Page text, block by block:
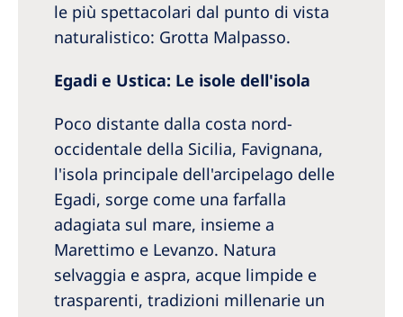
le più spettacolari dal punto di vista
naturalistico: Grotta Malpasso.
Egadi e Ustica: Le isole dell'isola
Poco distante dalla costa nord-
occidentale della Sicilia, Favignana,
l'isola principale dell'arcipelago delle
Egadi, sorge come una farfalla
adagiata sul mare, insieme a
Marettimo e Levanzo. Natura
selvaggia e aspra, acque limpide e
trasparenti, tradizioni millenarie un